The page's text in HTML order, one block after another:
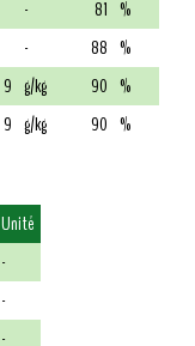
- 81 %
- 88 %
9 g/kg 90 %
9 g/kg 90 %
Unité
-
-
-